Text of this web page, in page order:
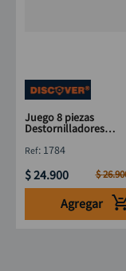
Juego 8 piezas
Destornilladores
Cortafrío DISCOVER
: 1784
$24.900 $26.
Agregar